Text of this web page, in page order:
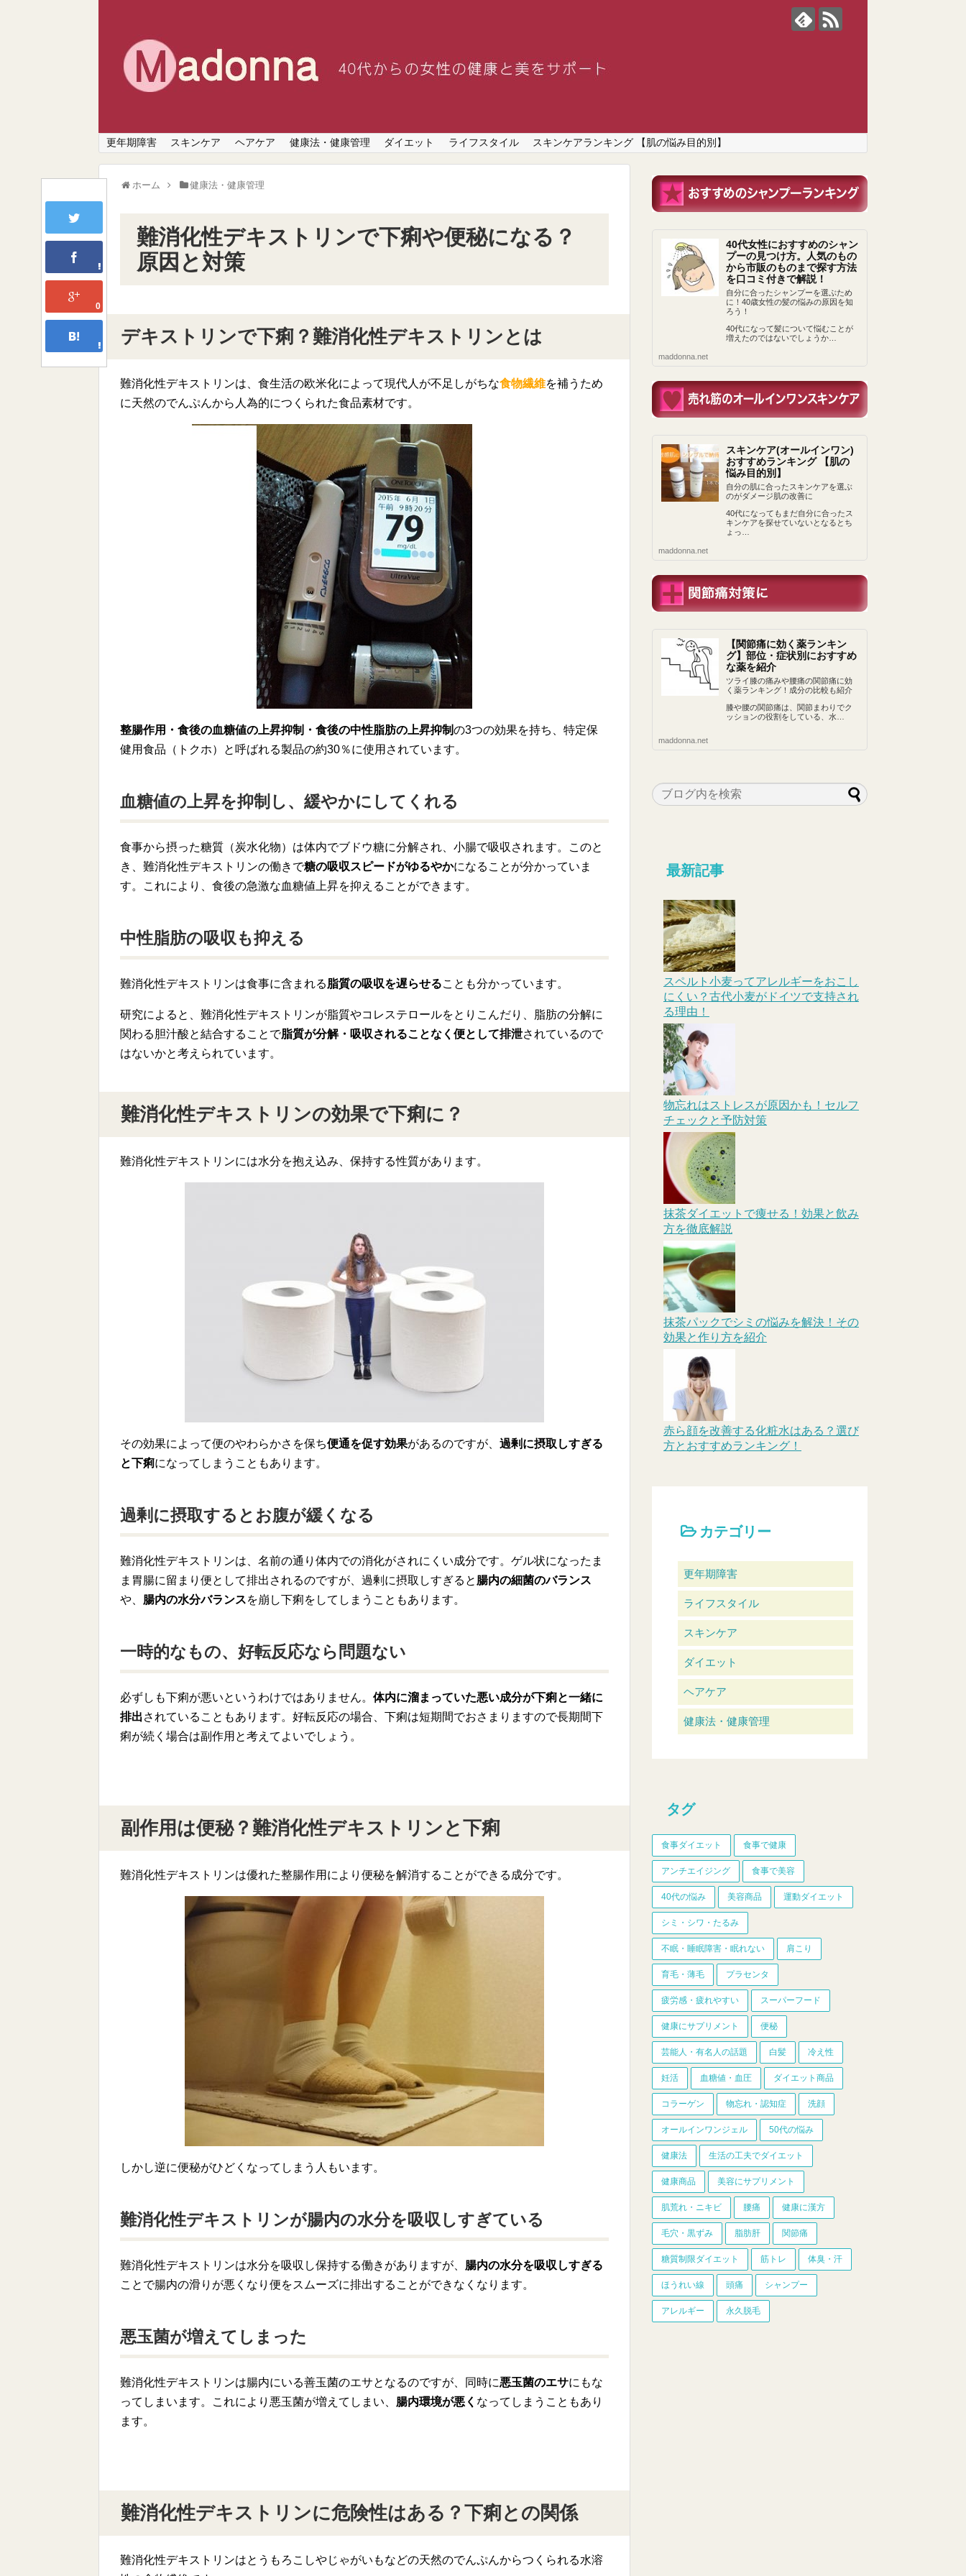
更年期障害 スキンケア ヘアケア 健康法・健康管理 ダイエット ライフスタイル スキンケアランキング 【肌の悩み目的別】
ホーム 健康法・健康管理
0
難消化性デキストリンで下痢や便秘になる？
原因と対策
デキストリンで下痢？難消化性デキストリンとは
難消化性デキストリンは、食生活の欧米化によって現代人が不足しがちな食物繊維を補うため
に天然のでんぷんから人為的につくられた食品素材です。
整腸作用・食後の血糖値の上昇抑制・食後の中性脂肪の上昇抑制の3つの効果を持ち、特定保
健用食品（トクホ）と呼ばれる製品の約30％に使用されています。
血糖値の上昇を抑制し、緩やかにしてくれる
食事から摂った糖質（炭水化物）は体内でブドウ糖に分解され、小腸で吸収されます。このと
き、難消化性デキストリンの働きで糖の吸収スピードがゆるやかになることが分かっていま
す。これにより、食後の急激な血糖値上昇を抑えることができます。
中性脂肪の吸収も抑える
難消化性デキストリンは食事に含まれる脂質の吸収を遅らせることも分かっています。
研究によると、難消化性デキストリンが脂質やコレステロールをとりこんだり、脂肪の分解に
関わる胆汁酸と結合することで脂質が分解・吸収されることなく便として排泄されているので
はないかと考えられています。
難消化性デキストリンの効果で下痢に？
難消化性デキストリンには水分を抱え込み、保持する性質があります。
その効果によって便のやわらかさを保ち便通を促す効果があるのですが、 過剰に摂取しすぎる
と下痢になってしまうこともあります。
過剰に摂取するとお腹が緩くなる
難消化性デキストリンは、名前の通り体内での消化がされにくい成分です。ゲル状になったま
ま胃腸に留まり便として排出されるのですが、過剰に摂取しすぎると 腸内の細菌のバランス
や、 腸内の水分バランスを崩し下痢をしてしまうこともあります。
一時的なもの、好転反応なら問題ない
必ずしも下痢が悪いというわけではありません。 体内に溜まっていた悪い成分が下痢と一緒に
排出されていることもあります。好転反応の場合、下痢は短期間でおさまりますので長期間下
痢が続く場合は副作用と考えてよいでしょう。
副作用は便秘？難消化性デキストリンと下痢
難消化性デキストリンは優れた整腸作用により便秘を解消することができる成分です。
しかし逆に便秘がひどくなってしまう人もいます。
難消化性デキストリンが腸内の水分を吸収しすぎている
難消化性デキストリンは水分を吸収し保持する働きがありますが、 腸内の水分を吸収しすぎる
ことで腸内の滑りが悪くなり便をスムーズに排出することができなくなります。
悪玉菌が増えてしまった
難消化性デキストリンは腸内にいる善玉菌のエサとなるのですが、同時に悪玉菌のエサにもな
ってしまいます。これにより悪玉菌が増えてしまい、 腸内環境が悪く なってしまうこともあり
ます。
難消化性デキストリンに危険性はある？下痢との関係
難消化性デキストリンはとうもろこしやじゃがいもなどの天然のでんぷんからつくられる水溶
40代女性におすすめのシャン
プーの見つけ方。人気のもの
から市販のものまで探す方法
を口コミ付きで解説！
自分に合ったシャンプーを選ぶため
に！40歳女性の髪の悩みの原因を知
ろう！
40代になって髪について悩むことが
増えたのではないでしょうか…
maddonna.net
スキンケア(オールインワン)
おすすめランキング 【肌の
悩み目的別】
自分の肌に合ったスキンケアを選ぶ
のがダメージ肌の改善に
40代になってもまだ自分に合ったス
キンケアを探せていないとなるとち
ょっ…
maddonna.net
【関節痛に効く薬ランキン
グ】部位・症状別におすすめ
な薬を紹介
ツライ膝の痛みや腰痛の関節痛に効
く薬ランキング！成分の比較も紹介
膝や腰の関節痛は、関節まわりでク
ッションの役割をしている、水…
maddonna.net
最新記事
スペルト小麦ってアレルギーをおこし
にくい？古代小麦がドイツで支持され
る理由！
物忘れはストレスが原因かも！セルフ
チェックと予防対策
抹茶ダイエットで痩せる！効果と飲み
方を徹底解説
抹茶パックでシミの悩みを解決！その
効果と作り方を紹介
赤ら顔を改善する化粧水はある？選び
方とおすすめランキング！
カテゴリー
更年期障害
ライフスタイル
スキンケア
ダイエット
ヘアケア
健康法・健康管理
タグ
食事ダイエット 食事で健康
アンチエイジング 食事で美容
40代の悩み 美容商品 運動ダイエット
シミ・シワ・たるみ
不眠・睡眠障害・眠れない 肩こり
育毛・薄毛 プラセンタ
疲労感・疲れやすい スーパーフード
健康にサプリメント 便秘
芸能人・有名人の話題 白髪 冷え性
妊活 血糖値・血圧 ダイエット商品
コラーゲン 物忘れ・認知症 洗顔
オールインワンジェル 50代の悩み
健康法 生活の工夫でダイエット
健康商品 美容にサプリメント
肌荒れ・ニキビ 腰痛 健康に漢方
毛穴・黒ずみ 脂肪肝 関節痛
糖質制限ダイエット 筋トレ 体臭・汗
ほうれい線 頭痛 シャンプー
アレルギー 永久脱毛